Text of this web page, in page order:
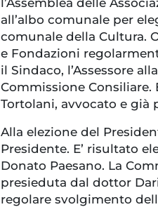
all’albo comunale per
comunale della Cultura.
e Fondazioni
il Sindaco, l’Assessore
Commissione Consiliare.
Tortolani, avvocato e già
Alla elezione del
Presidente. E’ risultato
Donato Paesano. La
presieduta dal dottor
regolare svolgimento